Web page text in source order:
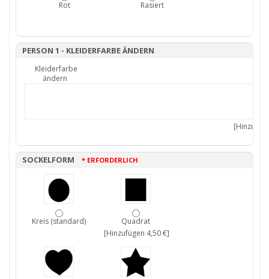
Rot Rasiert
PERSON 1 - KLEIDERFARBE ÄNDERN
Kleiderfarbe
ändern
SOCKELFORM * ERFORDERLICH
Kreis (standard)
Quadrat
[Hinzufügen 4,50 €]